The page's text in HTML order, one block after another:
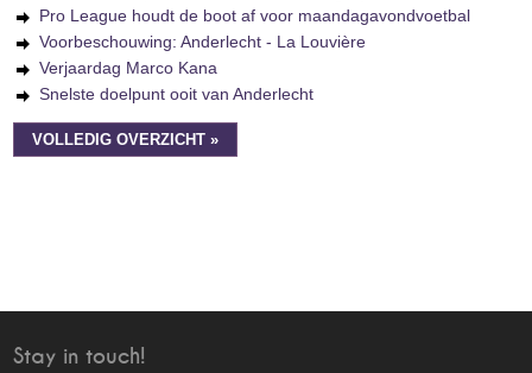
Pro League houdt de boot af voor maandagavondvoetbal
Voorbeschouwing: Anderlecht - La Louvière
Verjaardag Marco Kana
Snelste doelpunt ooit van Anderlecht
VOLLEDIG OVERZICHT »
Stay in touch!